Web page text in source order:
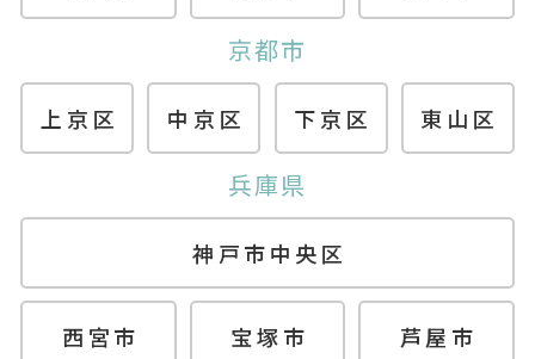
京都市
上京区 中京区 下京区 東山区
兵庫県
神戸市中央区
西宮市 宝塚市 芦屋市